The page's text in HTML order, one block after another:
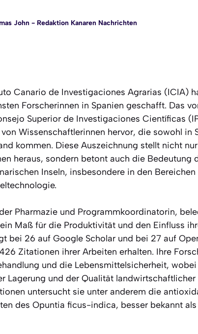
John- Redaktion Kanaren Nachrichten
Canario de Investigaciones Agrarias (ICIA)
Forscherinnen in Spanien geschafft. Das
Superior de Investigaciones Científicas
Wissenschaftlerinnen hervor, die sowohl in
kommen. Diese Auszeichnung stellt nicht
heraus, sondern betont auch die Bedeutung
Inseln, insbesondere in den Bereichen
Pharmazie und Programmkoordinatorin,
Maß für die Produktivität und den Einfluss
bei 26 auf Google Scholar und bei 27 auf
Zitationen ihrer Arbeiten erhalten. Ihre
und die Lebensmittelsicherheit,
Lagerung und der Qualität landwirtschaftlicher
untersucht sie unter anderem die
des Opuntia ficus-indica, besser bekannt als